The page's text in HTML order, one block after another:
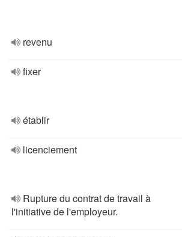
revenu
fixer
établir
licenciement
Rupture du contrat de travail à
l'initiative de l'employeur.